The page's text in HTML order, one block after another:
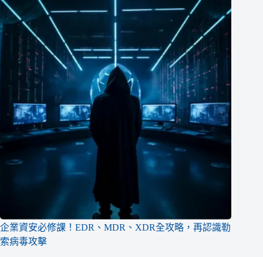
企業資安必修課！EDR、MDR、XDR全攻略，再認識勒
索病毒攻擊